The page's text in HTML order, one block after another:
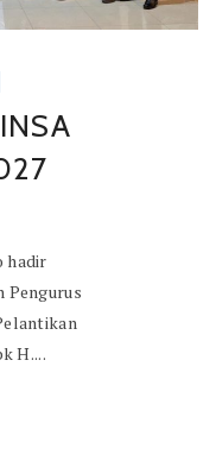
hadir
Pengurus
H....